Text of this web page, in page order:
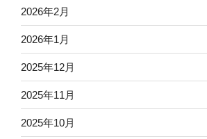
2026年2月
2026年1月
2025年12月
2025年11月
2025年10月